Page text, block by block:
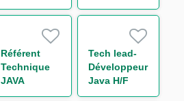
Management
internationaux
Référent
Technique
JAVA
expérimenté
Tech lead-
Développeur
Java H/F